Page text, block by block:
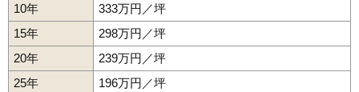
相場 4,180万円～4,480万円
(130.6万円/㎡~140.0万円/㎡)
マンションナビで
無料一括査定をする
10年
333万円／坪
15年
298万円／坪
20年
239万円／坪
25年
196万円／坪